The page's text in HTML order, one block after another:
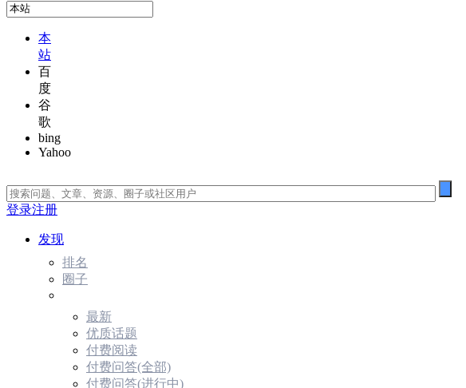
本
站
百
度
谷
歌
bing
Yahoo
登录注册
发现
排名
圈子
最新
优质话题
付费阅读
付费问答(全部)
付费问答(进行中)